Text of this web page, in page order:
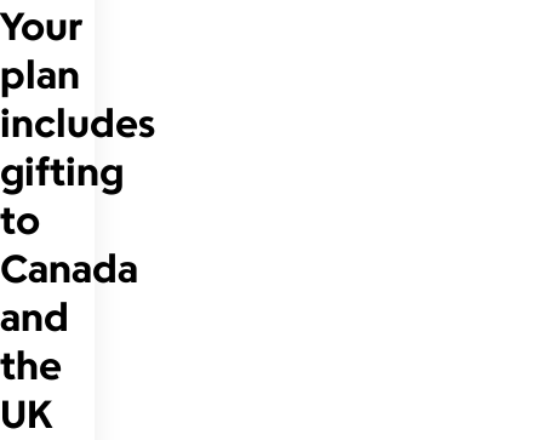
Your
plan
includes
gifting
to
Canada
and
the
UK